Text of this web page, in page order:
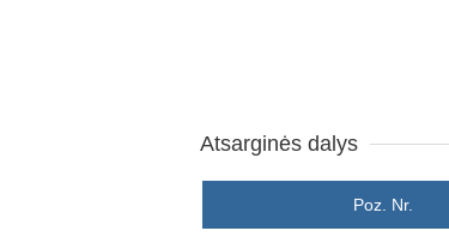
Atsarginės dalys
Poz. Nr.